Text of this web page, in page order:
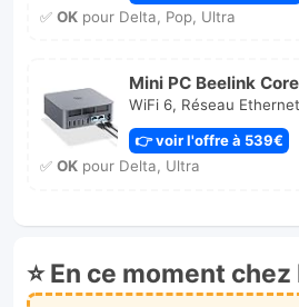
✅ OKpour Delta, Pop, Ultra
Mini PC Beelink
WiFi 6, Réseau
👉 voir l'offre à 539€
✅ OKpour Delta, Ultra
⭐ En ce moment chez